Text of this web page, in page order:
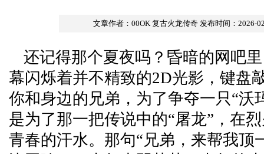
文章作者：00OK 复古火龙传奇 发布时间：2026-
还记得那个夏夜吗？昏暗的网吧
幕闪烁着并不精致的2D光影，键盘
你和身边的兄弟，为了争夺一只“沃
是为了那一把传说中的“屠龙”，在
青春的汗水。那句“兄弟，来帮我顶